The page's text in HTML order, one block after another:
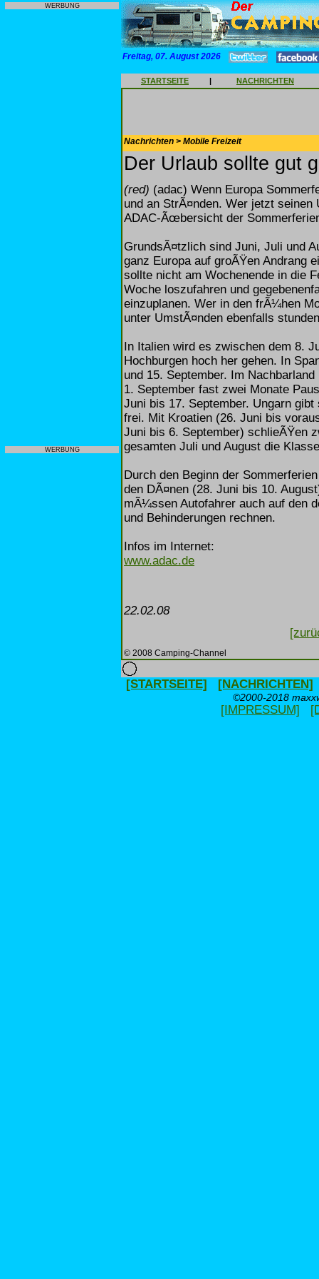
WERBUNG
WERBUNG
Freitag, 07. August 2026
STARTSEITE | NACHRICHTEN
Nachrichten > Mobile Freizeit
Der Urlaub sollte gut
(red) (adac) Wenn Europa
und an StrÃ¤nden. Wer jetzt
ADAC-Ãœbersicht der
GrundsÃ¤tzlich sind Juni, Juli und
ganz Europa auf groÃŸen Andrang
sollte nicht am Wochenende in die
Woche loszufahren und
einzuplanen. Wer in den frÃ¼hen
unter UmstÃ¤nden ebenfalls
In Italien wird es zwischen dem 8.
Hochburgen hoch her gehen. In
und 15. September. Im
1. September fast zwei Monate
Juni bis 17. September. Ungarn
frei. Mit Kroatien (26. Juni bis
Juni bis 6. September) schlieÃŸen
gesamten Juli und August die
Durch den Beginn der
den DÃ¤nen (28. Juni bis 10.
mÃ¼ssen Autofahrer auch auf den
und Behinderungen rechnen.
Infos im Internet:
www.adac.de
22.02.08
© 2008 Camping-Channel
[STARTSEITE] [NACHRICHTEN]
©2000-2018
[IMPRESSUM]